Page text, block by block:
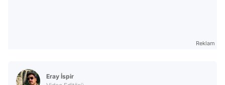
Reklam
Eray İspir